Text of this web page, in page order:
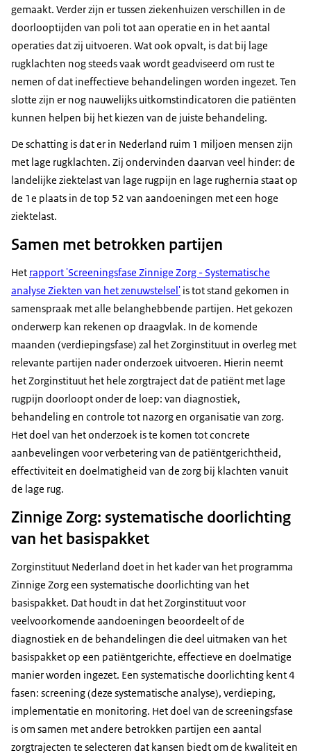
gemaakt. Verder zijn er tussen ziekenhuizen verschillen in de
doorlooptijden van poli tot aan operatie en in het aantal
operaties dat zij uitvoeren. Wat ook opvalt, is dat bij lage
rugklachten nog steeds vaak wordt geadviseerd om rust te
nemen of dat ineffectieve behandelingen worden ingezet. Ten
slotte zijn er nog nauwelijks uitkomstindicatoren die patiënten
kunnen helpen bij het kiezen van de juiste behandeling.
De schatting is dat er in Nederland ruim 1 miljoen mensen zijn
met lage rugklachten. Zij ondervinden daarvan veel hinder: de
landelijke ziektelast van lage rugpijn en lage rughernia staat op
de 1e plaats in de top 52 van aandoeningen met een hoge
ziektelast.
Samen met betrokken partijen
Het rapport 'Screeningsfase Zinnige Zorg - Systematische
analyse Ziekten van het zenuwstelsel' is tot stand gekomen in
samenspraak met alle belanghebbende partijen. Het gekozen
onderwerp kan rekenen op draagvlak. In de komende
maanden (verdiepingsfase) zal het Zorginstituut in overleg met
relevante partijen nader onderzoek uitvoeren. Hierin neemt
het Zorginstituut het hele zorgtraject dat de patiënt met lage
rugpijn doorloopt onder de loep: van diagnostiek,
behandeling en controle tot nazorg en organisatie van zorg.
Het doel van het onderzoek is te komen tot concrete
aanbevelingen voor verbetering van de patiëntgerichtheid,
effectiviteit en doelmatigheid van de zorg bij klachten vanuit
de lage rug.
Zinnige Zorg: systematische doorlichting
van het basispakket
Zorginstituut Nederland doet in het kader van het programma
Zinnige Zorg een systematische doorlichting van het
basispakket. Dat houdt in dat het Zorginstituut voor
veelvoorkomende aandoeningen beoordeelt of de
diagnostiek en de behandelingen die deel uitmaken van het
basispakket op een patiëntgerichte, effectieve en doelmatige
manier worden ingezet. Een systematische doorlichting kent 4
fasen: screening (deze systematische analyse), verdieping,
implementatie en monitoring. Het doel van de screeningsfase
is om samen met andere betrokken partijen een aantal
zorgtrajecten te selecteren dat kansen biedt om de kwaliteit en